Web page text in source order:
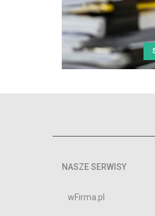
NASZE SERWISY
wFirma.pl